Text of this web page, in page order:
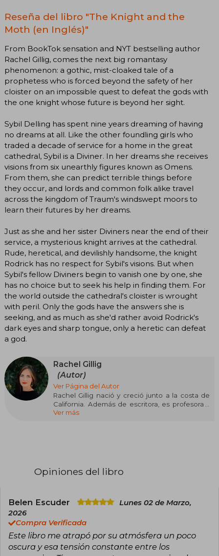
Reseña del libro "The Knight and the
Moth (en Inglés)"
From BookTok sensation and NYT bestselling author
Rachel Gillig, comes the next big romantasy
phenomenon: a gothic, mist-cloaked tale of a
prophetess who is forced beyond the safety of her
cloister on an impossible quest to defeat the gods with
the one knight whose future is beyond her sight.
Sybil Delling has spent nine years dreaming of having
no dreams at all. Like the other foundling girls who
traded a decade of service for a home in the great
cathedral, Sybil is a Diviner. In her dreams she receives
visions from six unearthly figures known as Omens.
From them, she can predict terrible things before
they occur, and lords and common folk alike travel
across the kingdom of Traum's windswept moors to
learn their futures by her dreams.
Just as she and her sister Diviners near the end of their
service, a mysterious knight arrives at the cathedral.
Rude, heretical, and devilishly handsome, the knight
Rodrick has no respect for Sybil's visions. But when
Sybil's fellow Diviners begin to vanish one by one, she
has no choice but to seek his help in finding them. For
the world outside the cathedral's cloister is wrought
with peril. Only the gods have the answers she is
seeking, and as much as she'd rather avoid Rodrick's
dark eyes and sharp tongue, only a heretic can defeat
a god.
Rachel Gillig
(Autor)
Ver Página del Autor
Rachel Gillig nació y creció junto a la costa de
California. Además de escritora, es profesora y
se licenció en Teoría y Crítica Literarias en la UC
Ver más
Opiniones del libro
Belen Escuder
Lunes 02 de Marzo,
2026
Compra Verificada
Este libro me atrapó por su atmósfera un poco
oscura y esa tensión constante entre los